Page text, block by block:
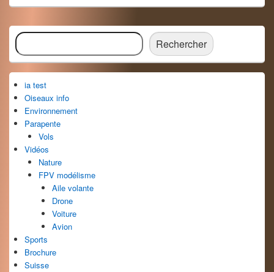
Zone
principale
de
widget
pour
la
barre
latérale
Rechercher Rechercher
ia test
Oiseaux info
Environnement
Parapente
Vols
Vidéos
Nature
FPV modélisme
Aile volante
Drone
Voiture
Avion
Sports
Brochure
Suisse